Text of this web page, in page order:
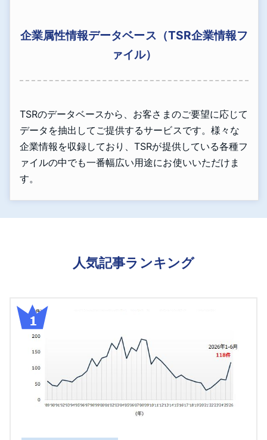
企業属性情報データベース（TSR企業情報フ
ァイル）
TSRのデータベースから、お客さまのご要望に応じて
データを抽出してご提供するサービスです。様々な
企業情報を収録しており、TSRが提供している各種フ
ァイルの中でも一番幅広い用途にお使いいただけま
す。
人気記事ランキング